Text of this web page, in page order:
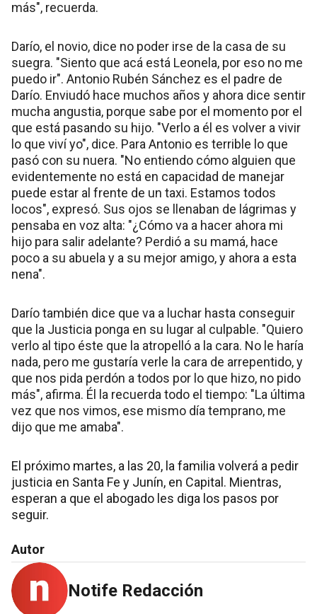
más", recuerda.
Darío, el novio, dice no poder irse de la casa de su
suegra. "Siento que acá está Leonela, por eso no me
puedo ir". Antonio Rubén Sánchez es el padre de
Darío. Enviudó hace muchos años y ahora dice sentir
mucha angustia, porque sabe por el momento por el
que está pasando su hijo. "Verlo a él es volver a vivir
lo que viví yo", dice. Para Antonio es terrible lo que
pasó con su nuera. "No entiendo cómo alguien que
evidentemente no está en capacidad de manejar
puede estar al frente de un taxi. Estamos todos
locos", expresó. Sus ojos se llenaban de lágrimas y
pensaba en voz alta: "¿Cómo va a hacer ahora mi
hijo para salir adelante? Perdió a su mamá, hace
poco a su abuela y a su mejor amigo, y ahora a esta
nena".
Darío también dice que va a luchar hasta conseguir
que la Justicia ponga en su lugar al culpable. "Quiero
verlo al tipo éste que la atropelló a la cara. No le haría
nada, pero me gustaría verle la cara de arrepentido, y
que nos pida perdón a todos por lo que hizo, no pido
más", afirma. Él la recuerda todo el tiempo: "La última
vez que nos vimos, ese mismo día temprano, me
dijo que me amaba".
El próximo martes, a las 20, la familia volverá a pedir
justicia en Santa Fe y Junín, en Capital. Mientras,
esperan a que el abogado les diga los pasos por
seguir.
Autor
Notife Redacción